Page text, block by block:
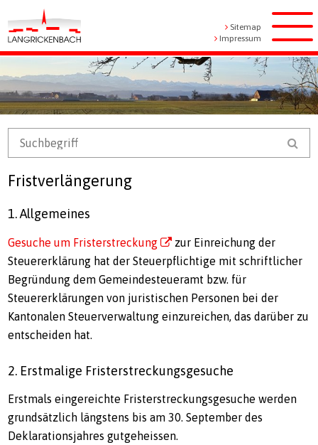
Navigieren in Langrickenbach
Schnellnavigation
Metanavigation
Sitemap
Impressum
Fristverlängerung
1. Allgemeines
Gesuche um Fristerstreckung
zur Einreichung der
Steuererklärung hat der Steuerpflichtige mit schriftlicher
Begründung dem Gemeindesteueramt bzw. für
Steuererklärungen von juristischen Personen bei der
Kantonalen Steuerverwaltung einzureichen, das darüber zu
entscheiden hat.
2. Erstmalige Fristerstreckungsgesuche
Erstmals eingereichte Fristerstreckungsgesuche werden
grundsätzlich längstens bis am 30. September des
Deklarationsjahres gutgeheissen.
Suchbegriff